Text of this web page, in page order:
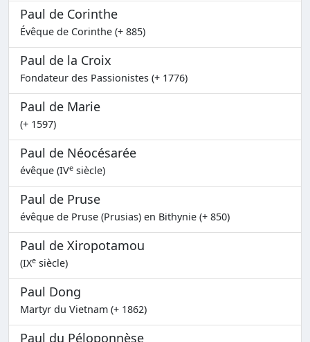
Paul de Corinthe
Évêque de Corinthe (+ 885)
Paul de la Croix
Fondateur des Passionistes (+ 1776)
Paul de Marie
(+ 1597)
Paul de Néocésarée
évêque (IVe siècle)
Paul de Pruse
évêque de Pruse (Prusias) en Bithynie (+ 850)
Paul de Xiropotamou
(IXe siècle)
Paul Dong
Martyr du Vietnam (+ 1862)
Paul du Péloponnèse